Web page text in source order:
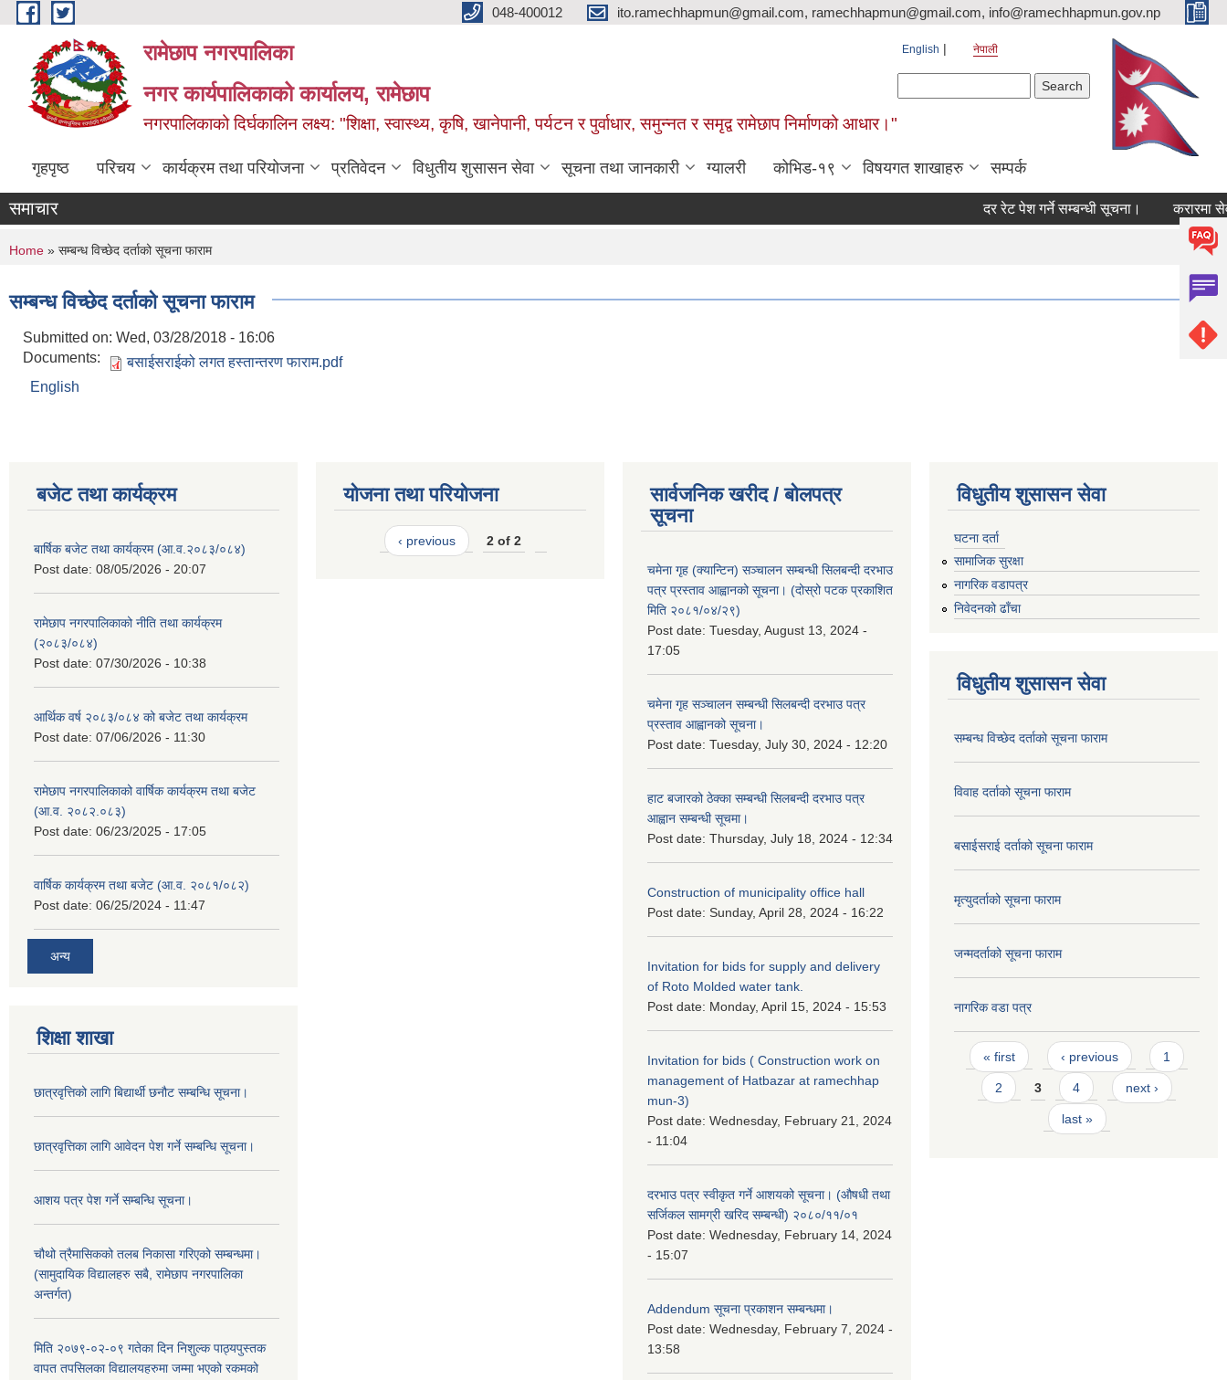
Skip to main content 048-400012 ito.ramechhapmun@gmail.com, ramechhapmun@gmail.com, info@ramechhapmun.gov.np
रामेछाप नगरपालिका
नगर कार्यपालिकाको कार्यालय, रामेछाप
नगरपालिकाको दिर्घकालिन लक्ष्य: "शिक्षा, स्वास्थ्य, कृषि, खानेपानी, पर्यटन र पुर्वाधार, समुन्नत र समृद्व रामेछाप निर्माणको आधार।"
English नेपाली
गृहपृष्ठ परिचय कार्यक्रम तथा परियोजना प्रतिवेदन विधुतीय शुसासन सेवा सूचना तथा जानकारी ग्यालरी कोभिड-१९ विषयगत शाखाहरु सम्पर्क
समाचार दर रेट पेश गर्ने सम्बन्धी सूचना। करारमा सेवामा
You are here
Home » सम्बन्ध विच्छेद दर्ताको सूचना फाराम
सम्बन्ध विच्छेद दर्ताको सूचना फाराम
Submitted on: Wed, 03/28/2018 - 16:06
Documents:
बसाईसराईको लगत हस्तान्तरण फाराम.pdf
English
बजेट तथा कार्यक्रम
बार्षिक बजेट तथा कार्यक्रम (आ.व.२०८३/०८४)
Post date: 08/05/2026 - 20:07
रामेछाप नगरपालिकाको नीति तथा कार्यक्रम
(२०८३/०८४)
Post date: 07/30/2026 - 10:38
आर्थिक वर्ष २०८३/०८४ को बजेट तथा कार्यक्रम
Post date: 07/06/2026 - 11:30
रामेछाप नगरपालिकाको वार्षिक कार्यक्रम तथा बजेट
(आ.व. २०८२.०८३)
Post date: 06/23/2025 - 17:05
वार्षिक कार्यक्रम तथा बजेट (आ.व. २०८१/०८२)
Post date: 06/25/2024 - 11:47
अन्य
शिक्षा शाखा
छात्रवृत्तिको लागि बिद्यार्थी छनौट सम्बन्धि सूचना।
छात्रवृत्तिका लागि आवेदन पेश गर्ने सम्बन्धि सूचना।
आशय पत्र पेश गर्ने सम्बन्धि सूचना।
चौथो त्रैमासिकको तलब निकासा गरिएको सम्बन्धमा।
(सामुदायिक विद्यालहरु सबै, रामेछाप नगरपालिका
अन्तर्गत)
मिति २०७९-०२-०९ गतेका दिन निशुल्क पाठ्यपुस्तक
वापत तपसिलका विद्यालयहरुमा जम्मा भएको रकमको
योजना तथा परियोजना
‹ previous 2 of 2
सार्वजनिक खरीद / बोलपत्र
सूचना
चमेना गृह (क्यान्टिन) सञ्चालन सम्बन्धी सिलबन्दी दरभाउ
पत्र प्रस्ताव आह्वानको सूचना। (दोस्रो पटक प्रकाशित
मिति २०८१/०४/२९)
Post date: Tuesday, August 13, 2024 -
17:05
चमेना गृह सञ्चालन सम्बन्धी सिलबन्दी दरभाउ पत्र
प्रस्ताव आह्वानको सूचना।
Post date: Tuesday, July 30, 2024 - 12:20
हाट बजारको ठेक्का सम्बन्धी सिलबन्दी दरभाउ पत्र
आह्वान सम्बन्धी सूचमा।
Post date: Thursday, July 18, 2024 - 12:34
Construction of municipality office hall
Post date: Sunday, April 28, 2024 - 16:22
Invitation for bids for supply and delivery
of Roto Molded water tank.
Post date: Monday, April 15, 2024 - 15:53
Invitation for bids ( Construction work on
management of Hatbazar at ramechhap
mun-3)
Post date: Wednesday, February 21, 2024
- 11:04
दरभाउ पत्र स्वीकृत गर्ने आशयको सूचना। (औषधी तथा
सर्जिकल सामग्री खरिद सम्बन्धी) २०८०/११/०१
Post date: Wednesday, February 14, 2024
- 15:07
Addendum सूचना प्रकाशन सम्बन्धमा।
Post date: Wednesday, February 7, 2024 -
13:58
विधुतीय शुसासन सेवा
घटना दर्ता
सामाजिक सुरक्षा
नागरिक वडापत्र
निवेदनको ढाँचा
विधुतीय शुसासन सेवा
सम्बन्ध विच्छेद दर्ताको सूचना फाराम
विवाह दर्ताको सूचना फाराम
बसाईसराई दर्ताको सूचना फाराम
मृत्युदर्ताको सूचना फाराम
जन्मदर्ताको सूचना फाराम
नागरिक वडा पत्र
Pages
« first ‹ previous 1
2 3 4 next ›
last »